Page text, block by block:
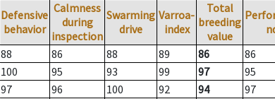
Defensive
behavior
Calmness
during
inspection
Swarming
drive
Varroa-
index
Total
breeding
value
88 86 88 89 86
86
100 95 93 99 97
95
97 96 100 92 94
97